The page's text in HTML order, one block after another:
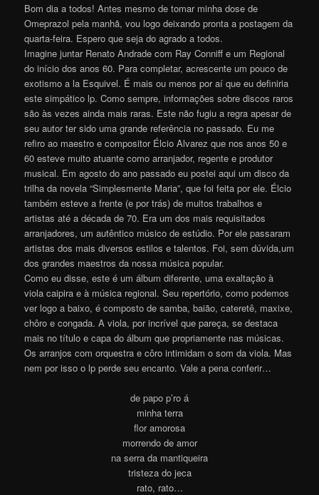
Bom dia a todos! Antes mesmo de tomar minha dose de
Omeprazol pela manhã, vou logo deixando pronta a postagem da
quarta-feira. Espero que seja do agrado a todos.
Imagine juntar Renato Andrade com Ray Conniff e um Regional
do início dos anos 60. Para completar, acrescente um pouco de
exotismo a la Esquivel. É mais ou menos por aí que eu definiria
este simpático lp. Como sempre, informações sobre discos raros
são às vezes ainda mais raras. Este não fugiu a regra apesar de
seu autor ter sido uma grande referência no passado. Eu me
refiro ao maestro e compositor Élcio Alvarez que nos anos 50 e
60 esteve muito atuante como arranjador, regente e produtor
musical. Em agosto do ano passado eu postei aqui um disco da
trilha da novela “Simplesmente Maria”, que foi feita por ele. Élcio
também esteve a frente (e por trás) de muitos trabalhos e
artistas até a década de 70. Era um dos mais requisitados
arranjadores, um autêntico músico de estúdio. Por ele passaram
artistas dos mais diversos estilos e talentos. Foi, sem dúvida,um
dos grandes maestros da nossa música popular.
Como eu disse, este é um álbum diferente, uma exaltação à
viola caipira e à música regional. Seu repertório, como podemos
ver logo a baixo, é composto de samba, baião, cateretê, maxixe,
chôro e congada. A viola, por incrível que pareça, se destaca
mais no título e capa do álbum que propriamente nas músicas.
Os arranjos com orquestra e côro intimidam o som da viola. Mas
nem por isso o lp perde seu encanto. Vale a pena conferir…
de papo p’ro á
minha terra
flor amorosa
morrendo de amor
na serra da mantiqueira
tristeza do jeca
rato, rato…